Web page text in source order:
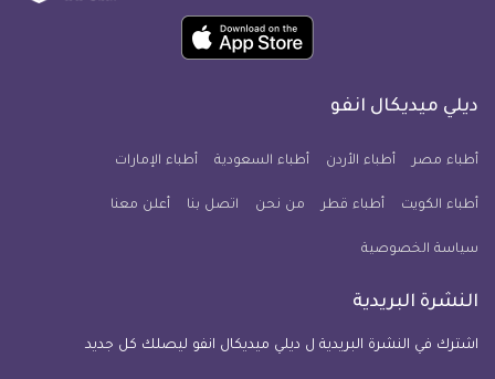
فيسبوكتويتر
ميديكال
يوتيوب
ميديكال
انفو
ميديكال
انفو
ميديكال
انفو
حمل
تطبيق
معلومة
للآيفون
ديلي ميديكال انفو
أطباء مصر أطباء الأردن أطباء السعودية أطباء الإمارات
أطباء الكويت أطباء قطر من نحن اتصل بنا أعلن معنا
سياسة الخصوصية
النشرة البريدية
اشترك في النشرة البريدية ل ديلي ميديكال انفو ليصلك كل جديد